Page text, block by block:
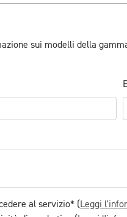
sui modelli della
al servizio* (Leggi